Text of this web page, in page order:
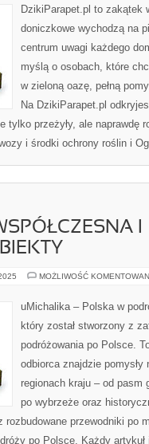
DzikiParapet.pl to zakątek
doniczkowe wychodzą na
centrum uwagi każdego
myślą o osobach, które
w zieloną oazę, pełną
Na DzikiParapet.pl
tylko przeżyły, ale naprawdę
i środki ochrony roślin i
I
MOŻLIWOŚĆ
uMichalika – Polska w
który został stworzony z
podróżowania po Polsce.
odbiorca znajdzie
regionach kraju – od pasm
po wybrzeże oraz
rozbudowane przewodniki po
po Polsce. Każdy